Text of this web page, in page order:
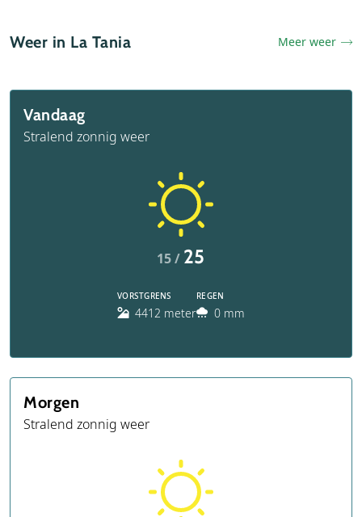
Weer in La Tania Meer weer
Vandaag
Stralend zonnig weer
15 / 25
VORSTGRENS
4412 meter
REGEN
0 mm
Morgen
Stralend zonnig weer